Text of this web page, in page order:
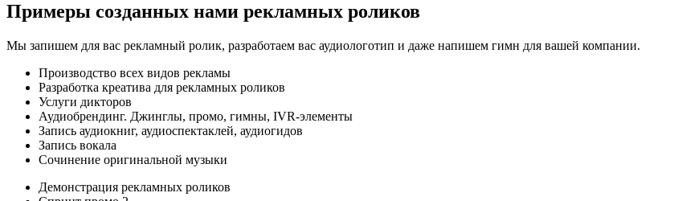
Примеры созданных нами рекламных роликов
Мы запишем для вас рекламный ролик, разработаем вас аудиологотип и даже напишем гимн для вашей компании.
Производство всех видов рекламы
Разработка креатива для рекламных роликов
Услуги дикторов
Аудиобрендинг. Джинглы, промо, гимны, IVR-элементы
Запись аудиокниг, аудиоспектаклей, аудиогидов
Запись вокала
Сочинение оригинальной музыки
Демонстрация рекламных роликов